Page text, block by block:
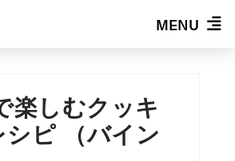
MENU
楽しむクッキ
シピ （バイン